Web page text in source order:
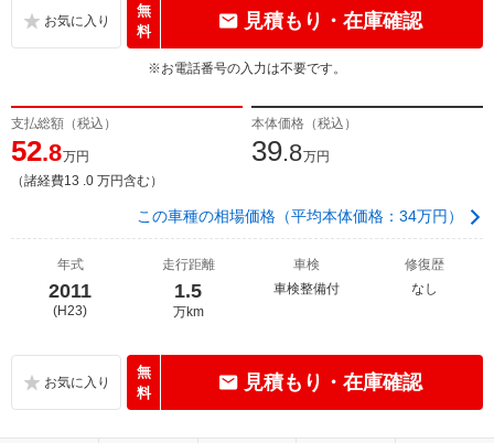
無
料
見積もり・在庫確認
※お電話番号の入力は不要です。
支払総額（税込）
52.8万円
（諸経費13 .0 万円含む）
本体価格（税込）
39.8万円
この車種の相場価格（平均本体価格：34万円）
年式
2011
(H23)
走行距離
1.5
万km
車検
車検整備付
修復歴
なし
無
料
見積もり・在庫確認